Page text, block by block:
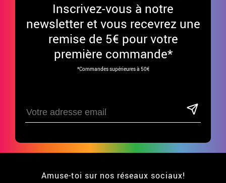
Inscrivez-vous à notre
newsletter et vous recevrez une
remise de 5€ pour votre
première commande*
*Commandes supérieures à 50€
Amuse-toi sur nos réseaux sociaux!